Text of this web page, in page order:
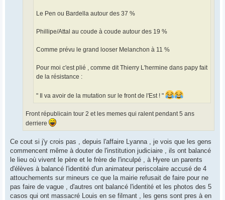
Le Pen ou Bardella autour des 37 %
Phillipe/Attal au coude à coude autour des 19 %
Comme prévu le grand looser Melanchon à 11 %
Pour moi c'est plié , comme dit Thierry L'hermine dans papy fait
de la résistance :
" Il va avoir de la mutation sur le front de l'Est ! "
Front républicain tour 2 et les memes qui ralent pendant 5 ans
derriere
Ce cout si j'y crois pas , depuis l'affaire Lyanna , je vois que les gens
commencent même à douter de l'institution judiciaire , ils ont balancé
le lieu où vivent le père et le frère de l'inculpé , à Hyere un parents
d'élèves à balancé l'identité d'un animateur periscolaire accusé de 4
attouchements sur mineurs ce que la mairie refusait de faire pour ne
pas faire de vague , d'autres ont balancé l'identité et les photos des 5
casos qui ont massacré Louis en se filmant , les gens sont pres à en